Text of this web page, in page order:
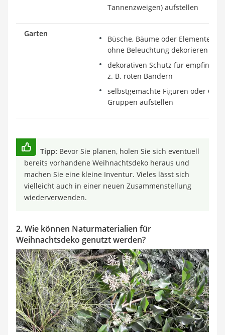
Tannenzweigen) aufstellen
Garten
Büsche, Bäume oder Elemente (z.
ohne Beleuchtung dekorieren
dekorativen Schutz für
z. B. roten Bändern
selbstgemachte Figuren oder
Gruppen aufstellen
Tipp: Bevor Sie planen, holen Sie sich eventuell
bereits vorhandene Weihnachtsdeko heraus und
machen Sie eine kleine Inventur. Vieles lässt sich
vielleicht auch in einer neuen Zusammenstellung
wiederverwenden.
2. Wie können Naturmaterialien für
Weihnachtsdeko genutzt werden?